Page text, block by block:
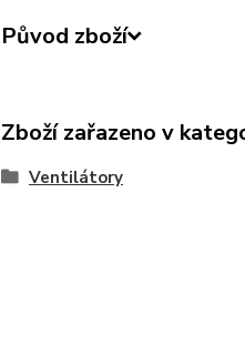
Původ zboží
Zboží zařazeno v
Ventilátory